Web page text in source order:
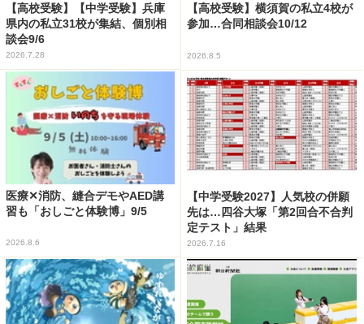
【高校受験】【中学受験】兵庫
県内の私立31校が集結、個別相
談会9/6
2026.7.28
【高校受験】横須賀の私立4校が
参加…合同相談会10/12
2026.8.5
医療✕消防、縫合デモやAED講
習も「おしごと体験博」9/5
2026.8.6
【中学受験2027】人気校の併願
先は…四谷大塚「第2回合不合判
定テスト」結果
2026.7.16